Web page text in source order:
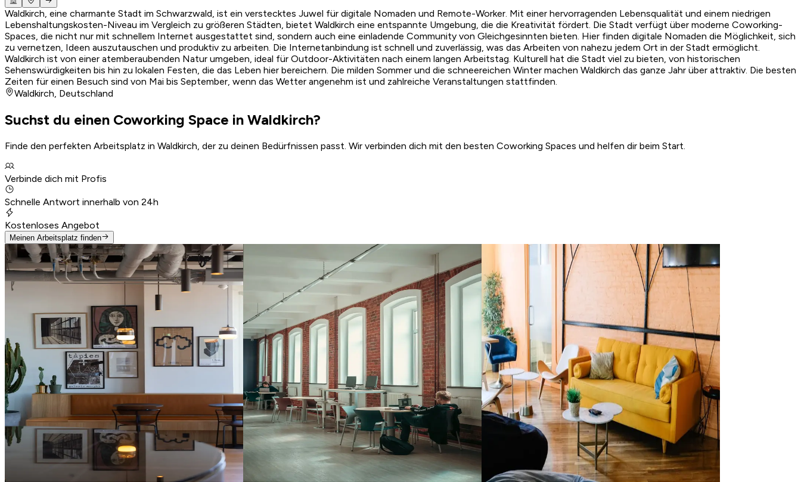
Waldkirch, eine charmante Stadt im Schwarzwald, ist ein verstecktes Juwel für digitale Nomaden und Remote-Worker. Mit einer hervorragenden Lebensqualität und einem niedrigen
Lebenshaltungskosten-Niveau im Vergleich zu größeren Städten, bietet Waldkirch eine entspannte Umgebung, die die Kreativität fördert. Die Stadt verfügt über moderne Coworking-
Spaces, die nicht nur mit schnellem Internet ausgestattet sind, sondern auch eine einladende Community von Gleichgesinnten bieten. Hier finden digitale Nomaden die Möglichkeit, sich
zu vernetzen, Ideen auszutauschen und produktiv zu arbeiten. Die Internetanbindung ist schnell und zuverlässig, was das Arbeiten von nahezu jedem Ort in der Stadt ermöglicht.
Waldkirch ist von einer atemberaubenden Natur umgeben, ideal für Outdoor-Aktivitäten nach einem langen Arbeitstag. Kulturell hat die Stadt viel zu bieten, von historischen
Sehenswürdigkeiten bis hin zu lokalen Festen, die das Leben hier bereichern. Die milden Sommer und die schneereichen Winter machen Waldkirch das ganze Jahr über attraktiv. Die besten
Zeiten für einen Besuch sind von Mai bis September, wenn das Wetter angenehm ist und zahlreiche Veranstaltungen stattfinden.
Waldkirch, Deutschland
Suchst du einen Coworking Space in Waldkirch?
Finde den perfekten Arbeitsplatz in Waldkirch, der zu deinen Bedürfnissen passt. Wir verbinden dich mit den besten Coworking Spaces und helfen dir beim Start.
Verbinde dich mit Profis
Schnelle Antwort innerhalb von 24h
Kostenloses Angebot
Meinen Arbeitsplatz finden